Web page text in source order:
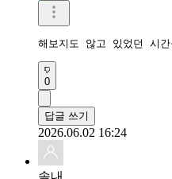
해보지도 않고 있었던 시
0
답글 쓰기
2026.06.02 16:24
솔내